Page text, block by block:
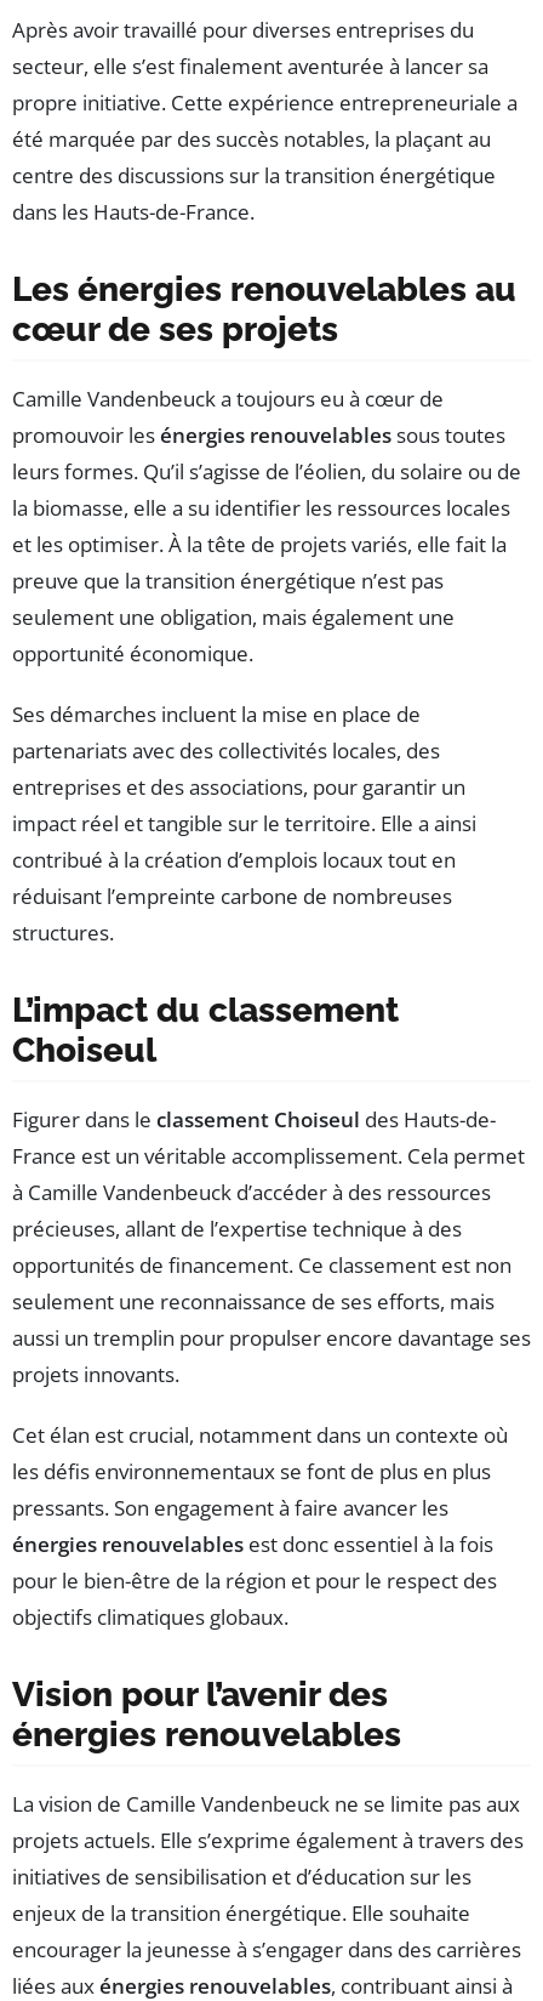
Après avoir travaillé pour diverses entreprises du
secteur, elle s’est finalement aventurée à lancer sa
propre initiative. Cette expérience entrepreneuriale a
été marquée par des succès notables, la plaçant au
centre des discussions sur la transition énergétique
dans les Hauts-de-France.
Les énergies renouvelables au
cœur de ses projets
Camille Vandenbeuck a toujours eu à cœur de
promouvoir lesénergies renouvelablessous toutes
leurs formes. Qu’il s’agisse de l’éolien, du solaire ou de
la biomasse, elle a su identifier les ressources locales
et les optimiser. À la tête de projets variés, elle fait la
preuve que la transition énergétique n’est pas
seulement une obligation, mais également une
opportunité économique.
Ses démarches incluent la mise en place de
partenariats avec des collectivités locales, des
entreprises et des associations, pour garantir un
impact réel et tangible sur le territoire. Elle a ainsi
contribué à la création d’emplois locaux tout en
réduisant l’empreinte carbone de nombreuses
structures.
L’impact du classement
Choiseul
Figurer dans le classement Choiseul des Hauts-de-
France est un véritable accomplissement. Cela permet
à Camille Vandenbeuck d’accéder à des ressources
précieuses, allant de l’expertise technique à des
opportunités de financement. Ce classement est non
seulement une reconnaissance de ses efforts, mais
aussi un tremplin pour propulser encore davantage ses
projets innovants.
Cet élan est crucial, notamment dans un contexte où
les défis environnementaux se font de plus en plus
pressants. Son engagement à faire avancer les
énergies renouvelables est donc essentiel à la fois
pour le bien-être de la région et pour le respect des
objectifs climatiques globaux.
Vision pour l’avenir des
énergies renouvelables
La vision de Camille Vandenbeuck ne se limite pas aux
projets actuels. Elle s’exprime également à travers des
initiatives de sensibilisation et d’éducation sur les
enjeux de la transition énergétique. Elle souhaite
encourager la jeunesse à s’engager dans des carrières
liées auxénergies renouvelables, contribuant ainsi à